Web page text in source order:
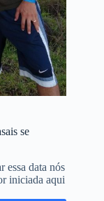
se
essa data nós
iniciada aqui